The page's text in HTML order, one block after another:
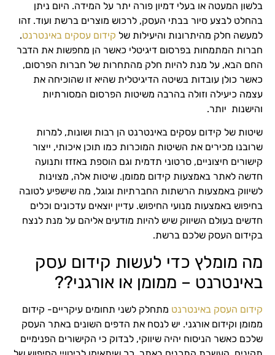
בלשון המעטה או בעלי דמיון פורה יתר על המידה. היום ניתן
בהחלט לבצע סיור בבתי העסק, לרכוש מוצרים ברשת ועוד. זהו
למעשה חלק מהיתרונות והיעילות של קידום עסקים באינטרנט.
חברות המתמחות בפרסום דיגיטלי כאשר הן מחפשות את הדבר
החם הבא, על מנת להיות חלק מהתחרות של חברות הפרסום,
כאשר כולן עובדות בשיטה הדיגיטלית שהיא זו שהוכיחה את
עצמה כיעילה וזולה בהרבה משיטות הפרסום המסורתיות
והישנות יותר.
שיטות של קידום עסקים באינטרנט הן רבות ושונות, למרות
שרובנו מכירים את השיטות המוכרות כמו תוכן איכותי, ייצור
קישורים חיצוניים, סרטוני תדמית וגם הוספת באזזז ותנועה
חדשה לאתר באמצעות קידום ממומן. שיטות אלה, מצוינות
לשיווק באמצעות הרשתות החברתיות וגוגל, מה שישפיע לטובה
בחיפוש באמצעות מנועי החיפוש. עדיין יוצאים עדכונים וכלים
חדשים בעולם השיווק שיש להיות מודעים אליהם על מנת לנצח
בקידום העסק שלכם ברשת.
מה מומלץ כדי לעשות קידום עסק
באינטרנט – ממומן או אורגני??
קידום העסק באינטרנט מתחלק לשני תחומים עיקריים- קידום
ממומן וקידום אורגני. יש לנסח את הדפים השונים באתר העסק
שלכם כאשר הניסוח יהיה שיווקי, לבדוק כי הקישורים הפנימיים